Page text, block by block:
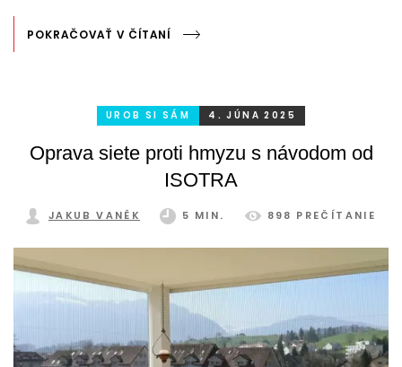
POKRAČOVAŤ V ČÍTANÍ
UROB SI SÁM 4. JÚNA 2025
Oprava siete proti hmyzu s návodom od
ISOTRA
JAKUB VANĚK 5 MIN. 898 PREČÍTANIE